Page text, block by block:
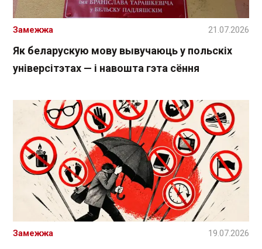
Як беларускую мову вывучаюць у польскіх
універсітэтах — і навошта гэта сёння
Замежжа 21.07.2026
Замежжа 19.07.2026